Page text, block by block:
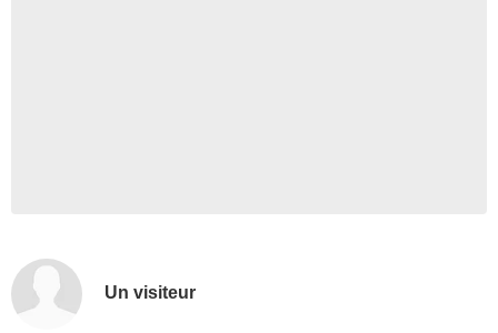
Un visiteur